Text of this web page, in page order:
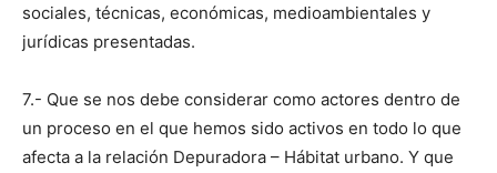
sociales, técnicas, económicas, medioambientales y
jurídicas presentadas.
7.- Que se nos debe considerar como actores dentro de
un proceso en el que hemos sido activos en todo lo que
afecta a la relación Depuradora – Hábitat urbano. Y que